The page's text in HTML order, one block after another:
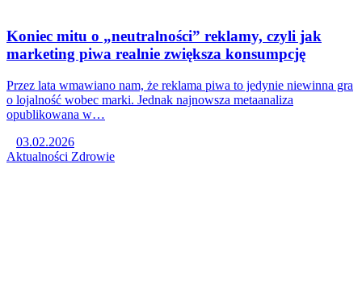
Koniec mitu o „neutralności” reklamy, czyli jak
marketing piwa realnie zwiększa konsumpcję
Przez lata wmawiano nam, że reklama piwa to jedynie niewinna gra
o lojalność wobec marki. Jednak najnowsza metaanaliza
opublikowana w…
03.02.2026
Aktualności Zdrowie